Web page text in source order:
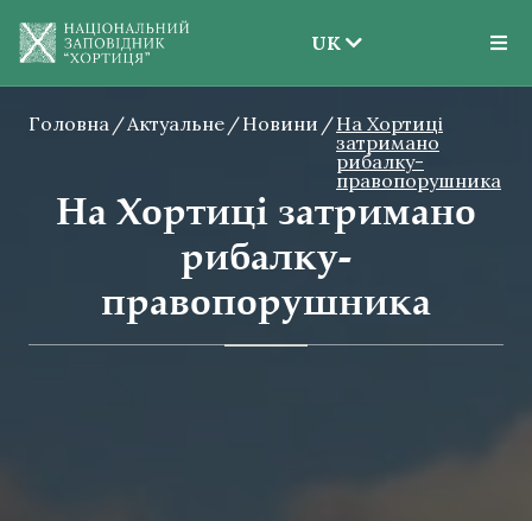
UK
EN
UK
Головна Актуальне Новини
На Хортиці
затримано
рибалку-
правопорушника
На Хортиці затримано
рибалку-
правопорушника